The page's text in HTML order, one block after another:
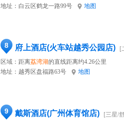
地址： 白云区鹤龙一路99号 地图
8 府上酒店(火车站越秀公园店)
[
区域：距离荔湾湖的直线距离约4.26公里
地址： 越秀区盘福路63号 地图
9 戴斯酒店(广州体育馆店)
[三星/